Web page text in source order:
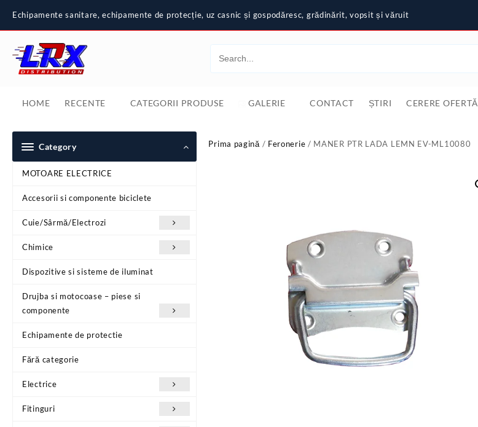
content
Echipamente sanitare, echipamente de protecție, uz casnic și gospodăresc, grădinărit, vopsit și văruit
HOME RECENTE CATEGORII PRODUSE GALERIE CONTACT ȘTIRI CERERE OFERTĂ
Category
MOTOARE ELECTRICE
Accesorii si componente biciclete
Cuie/Sârmă/Electrozi
Chimice
Dispozitive si sisteme de iluminat
Drujba si motocoase – piese si
componente
Echipamente de protectie
Fără categorie
Electrice
Fitinguri
Prima pagină / Feronerie / MANER PTR LADA LEMN EV-ML10080